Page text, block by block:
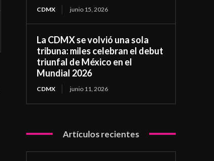
CDMX junio 15, 2026
La CDMX se volvió una sola
tribuna: miles celebran el debut
triunfal de México en el
Mundial 2026
CDMX junio 11, 2026
Artículos recientes